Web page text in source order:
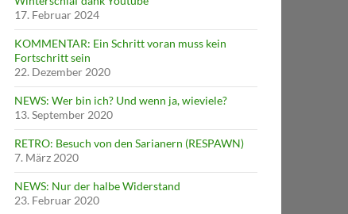
17. Februar 2024
KOMMENTAR: Ein Schritt voran muss kein
Fortschritt sein
22. Dezember 2020
NEWS: Wer bin ich? Und wenn ja, wieviele?
13. September 2020
RETRO: Besuch von den Sarianern (RESPAWN)
7. März 2020
NEWS: Nur der halbe Widerstand
23. Februar 2020